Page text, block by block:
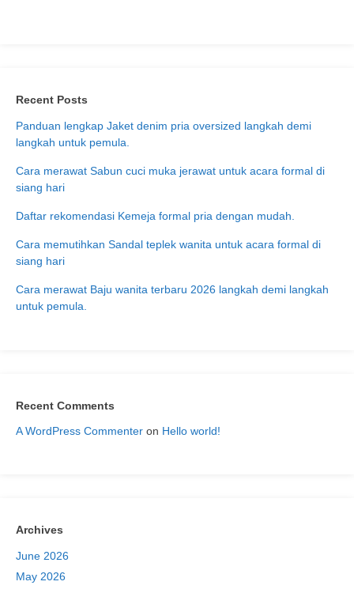
Recent Posts
Panduan lengkap Jaket denim pria oversized langkah demi
langkah untuk pemula.
Cara merawat Sabun cuci muka jerawat untuk acara formal di
siang hari
Daftar rekomendasi Kemeja formal pria dengan mudah.
Cara memutihkan Sandal teplek wanita untuk acara formal di
siang hari
Cara merawat Baju wanita terbaru 2026 langkah demi langkah
untuk pemula.
Recent Comments
A WordPress Commenter on Hello world!
Archives
June 2026
May 2026